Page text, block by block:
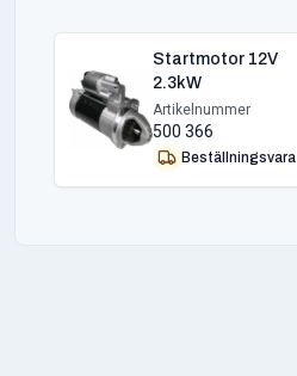
Startmotor 12V
2.3kW
Artikelnummer
500 366
Beställningsvara